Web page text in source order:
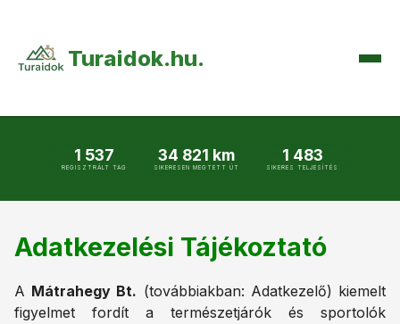
Turaidok.hu.
🌄Események
📊Eredmények
Bejelentkezés
1 537
REGISZTRÁLT TAG
34 821 km
SIKERESEN MEGTETT ÚT
1 483
SIKERES TELJESÍTÉS
Adatkezelési Tájékoztató
A Mátrahegy Bt. (továbbiakban: Adatkezelő) kiemelt
figyelmet fordít a természetjárók és sportolók